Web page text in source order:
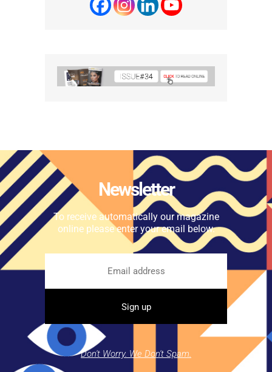
Newsletter
To receive automatically our magazine
online please enter your email below.
Don't Worry. We Don't Spam.